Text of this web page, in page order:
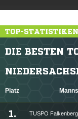
TOP-STATISTIKEN
DIE BESTEN
Platz
1. TUSPO Falkenberg